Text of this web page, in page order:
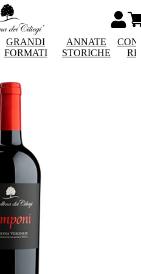
GRANDI
FORMATI
ANNATE
STORICHE